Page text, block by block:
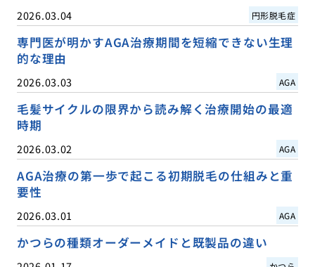
2026.03.04 円形脱毛症
専門医が明かすAGA治療期間を短縮できない生理
的な理由
2026.03.03 AGA
毛髪サイクルの限界から読み解く治療開始の最適
時期
2026.03.02 AGA
AGA治療の第一歩で起こる初期脱毛の仕組みと重
要性
2026.03.01 AGA
かつらの種類オーダーメイドと既製品の違い